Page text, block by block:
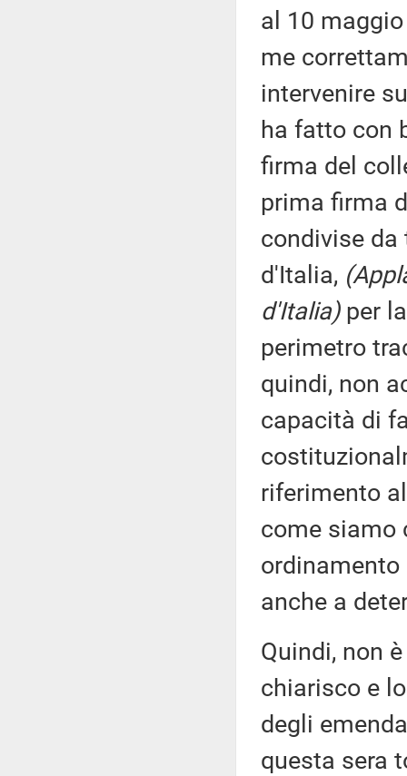
al 10
me
intervenire
ha fatto con
firma del
prima firma
condivise
d'Italia,
d'Italia) per
perimetro
quindi, non
capacità di
riferimento
come siamo
anche a
Quindi, non
chiarisco e
degli
questa sera